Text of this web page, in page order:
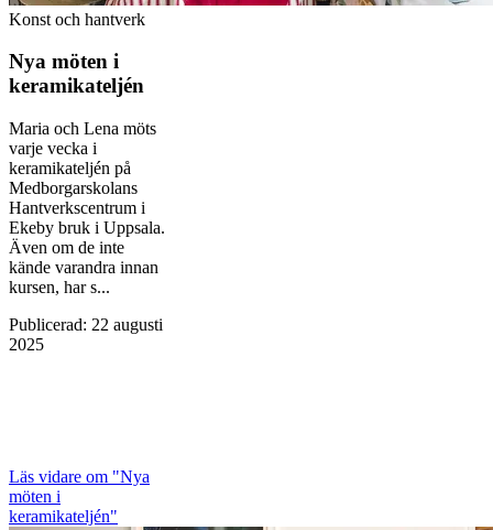
Konst och hantverk
Nya möten i
keramikateljén
Maria och Lena möts
varje vecka i
keramikateljén på
Medborgarskolans
Hantverkscentrum i
Ekeby bruk i Uppsala.
Även om de inte
kände varandra innan
kursen, har s...
Publicerad: 22 augusti
2025
Läs vidare om "Nya
möten i
keramikateljén"